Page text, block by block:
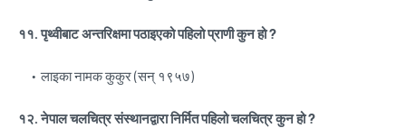
११. पृथ्वीबाट अन्तरिक्षमा पठाइएको पहिलो प्राणी कुन हो ?
लाइका नामक कुकुर (सन् १९५७)
१२. नेपाल चलचित्र संस्थानद्वारा निर्मित पहिलो चलचित्र कुन हो ?